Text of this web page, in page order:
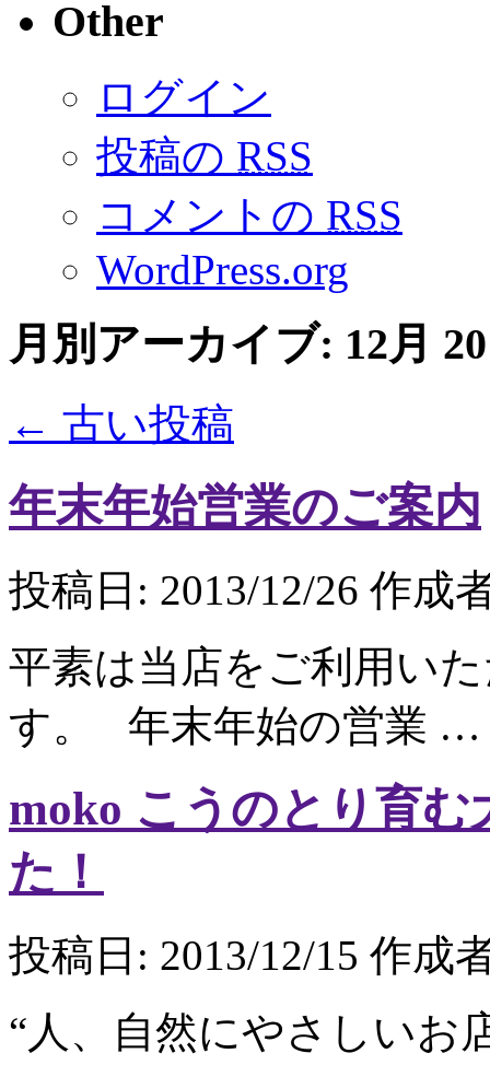
Other
ログイン
投稿の RSS
コメントの RSS
WordPress.org
月別アーカイブ: 12月
← 古い投稿
年末年始営業のご案内
投稿日: 2013/12/26 作成
平素は当店をご利用い
す。 年末年始の営業
moko こうのとり育
た！
投稿日: 2013/12/15 作成
“人、自然にやさしいお